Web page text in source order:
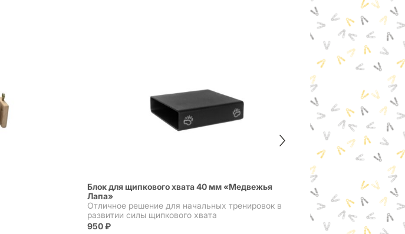
Блок для щипкового хвата 40 мм «Медвежья
Лапа»
Отличное решение для начальных тренировок в
развитии силы щипкового хвата
950₽
Тренажер
Grip Block
Тренажер от
блока
9 000